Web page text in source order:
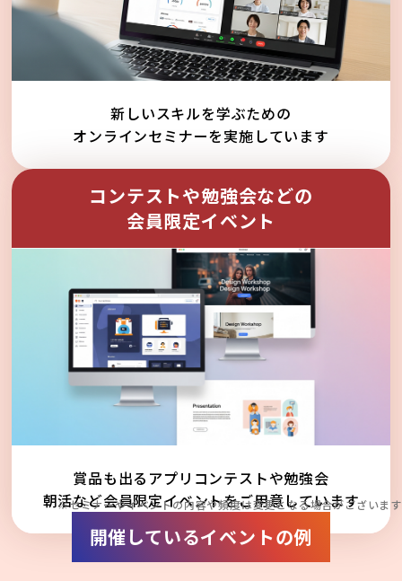
新しいスキルを学ぶための
オンラインセミナーを実施しています
コンテストや勉強会などの
会員限定イベント
賞品も出るアプリコンテストや勉強会
朝活など会員限定イベントをご用意しています
※セミナーやイベントの内容や頻度は変更となる場合がございます
開催しているイベントの例